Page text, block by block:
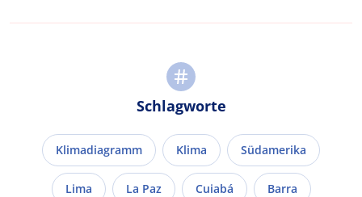
Schlagworte
Klimadiagramm Klima Südamerika
Lima La Paz Cuiabá Barra